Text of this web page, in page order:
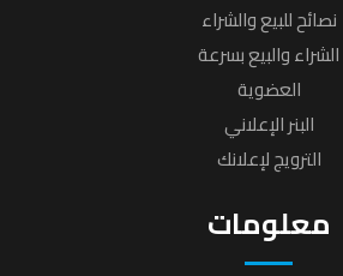
نصائح للبيع والشراء
الشراء والبيع بسرعة
العضوية
البنر الإعلاني
الترويج لإعلانك
معلومات